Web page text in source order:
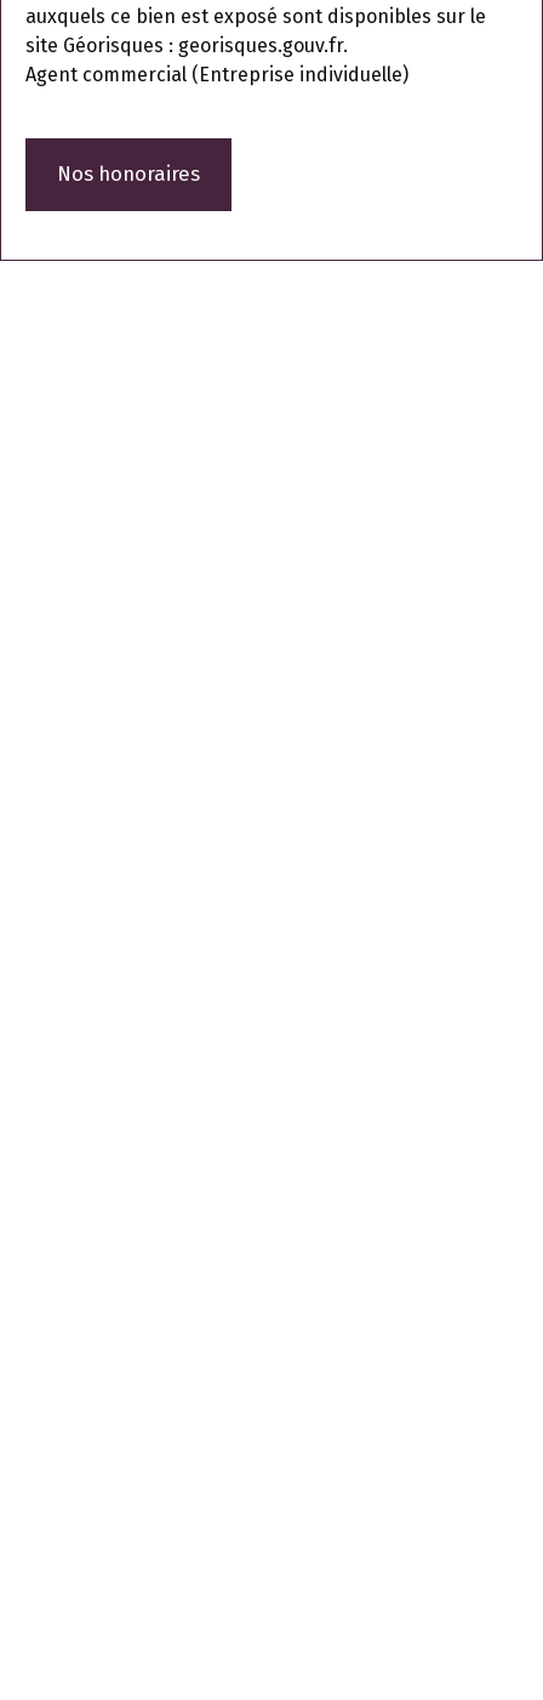
auxquels ce bien est exposé sont disponibles sur le
site Géorisques : georisques.gouv.fr.
Agent commercial (Entreprise individuelle)
Nos honoraires